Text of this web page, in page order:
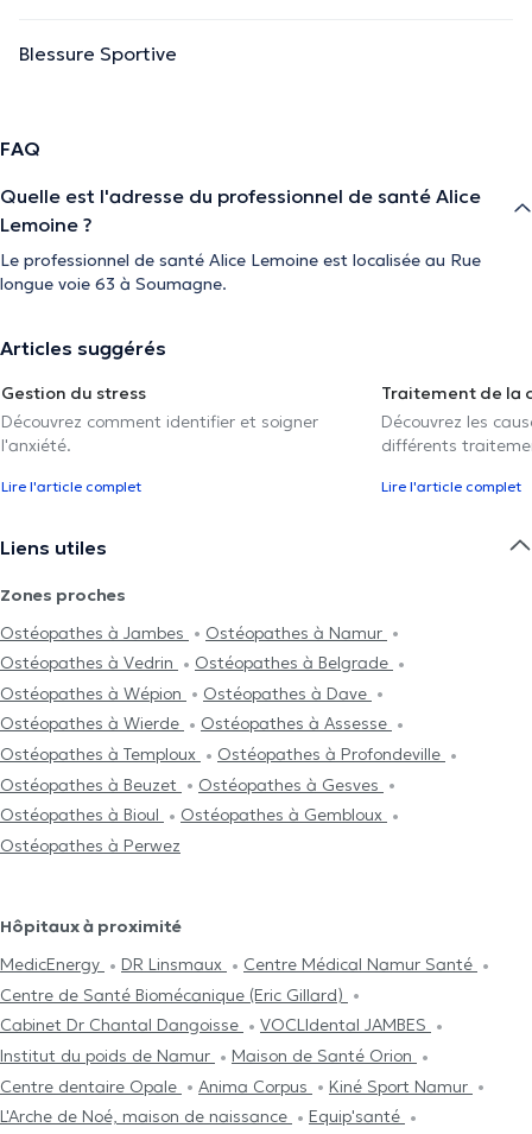
Blessure Sportive
FAQ
Quelle est l'adresse du professionnel de santé Alice
Lemoine ?
Le professionnel de santé Alice Lemoine est localisée au Rue
longue voie 63 à Soumagne.
Articles suggérés
Gestion du stress
Découvrez comment identifier et soigner
l'anxiété.
Lire l'article complet
Traitement de la
Découvrez les
différents
Lire l'article complet
Liens utiles
Zones proches
Ostéopathes à Jambes
Ostéopathes à Namur
Ostéopathes à Vedrin
Ostéopathes à Belgrade
Ostéopathes à Wépion
Ostéopathes à Dave
Ostéopathes à Wierde
Ostéopathes à Assesse
Ostéopathes à Temploux
Ostéopathes à Profondeville
Ostéopathes à Beuzet
Ostéopathes à Gesves
Ostéopathes à Bioul
Ostéopathes à Gembloux
Ostéopathes à Perwez
Hôpitaux à proximité
MedicEnergy
DR Linsmaux
Centre Médical Namur Santé
Centre de Santé Biomécanique (Eric Gillard)
Cabinet Dr Chantal Dangoisse
VOCLIdental JAMBES
Institut du poids de Namur
Maison de Santé Orion
Centre dentaire Opale
Anima Corpus
Kiné Sport Namur
L'Arche de Noé, maison de naissance
Equip'santé